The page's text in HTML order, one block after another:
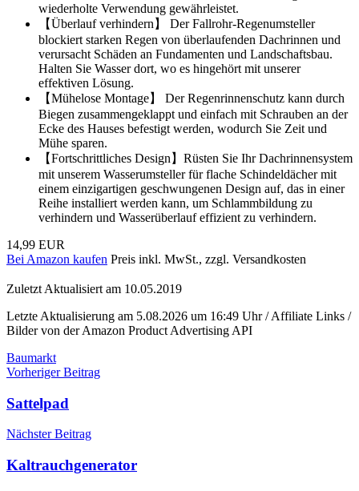
wiederholte Verwendung gewährleistet.
【Überlauf verhindern】 Der Fallrohr-Regenumsteller
blockiert starken Regen von überlaufenden Dachrinnen und
verursacht Schäden an Fundamenten und Landschaftsbau.
Halten Sie Wasser dort, wo es hingehört mit unserer
effektiven Lösung.
【Mühelose Montage】 Der Regenrinnenschutz kann durch
Biegen zusammengeklappt und einfach mit Schrauben an der
Ecke des Hauses befestigt werden, wodurch Sie Zeit und
Mühe sparen.
【Fortschrittliches Design】Rüsten Sie Ihr Dachrinnensystem
mit unserem Wasserumsteller für flache Schindeldächer mit
einem einzigartigen geschwungenen Design auf, das in einer
Reihe installiert werden kann, um Schlammbildung zu
verhindern und Wasserüberlauf effizient zu verhindern.
14,99 EUR
Bei Amazon kaufen Preis inkl. MwSt., zzgl. Versandkosten
Zuletzt Aktualisiert am 10.05.2019
Letzte Aktualisierung am 5.08.2026 um 16:49 Uhr / Affiliate Links /
Bilder von der Amazon Product Advertising API
Baumarkt
Beitragsnavigation
Vorheriger Beitrag
Sattelpad
Nächster Beitrag
Kaltrauchgenerator